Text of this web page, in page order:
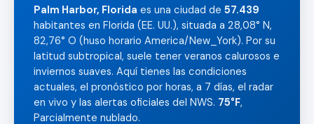
Palm Harbor, Florida es una ciudad de 57.439
habitantes en Florida (EE. UU.), situada a 28,08° N,
82,76° O (huso horario America/New_York). Por su
latitud subtropical, suele tener veranos calurosos e
inviernos suaves. Aquí tienes las condiciones
actuales, el pronóstico por horas, a 7 días, el radar
en vivo y las alertas oficiales del NWS. 75°F,
Parcialmente nublado.